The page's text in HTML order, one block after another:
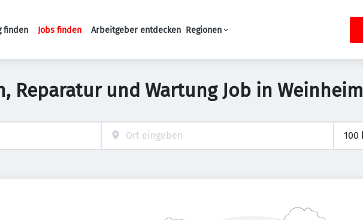
Haupt-Navigation
finden Jobs finden Arbeitgeber entdecken Regionen
Reparatur und Wartung Job in Weinheim